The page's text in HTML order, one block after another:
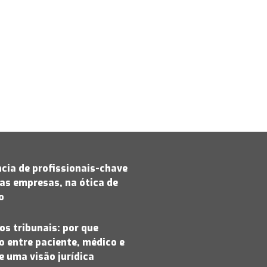
de profissionais-chave
empresas, na ótica de
tribunais: por que
entre paciente, médico e
uma visão jurídica